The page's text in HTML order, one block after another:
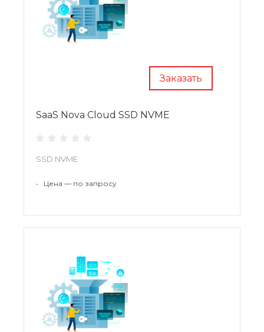
Заказать
SaaS Nova Cloud SSD NVME
SSD NVME
• Цена — по запросу